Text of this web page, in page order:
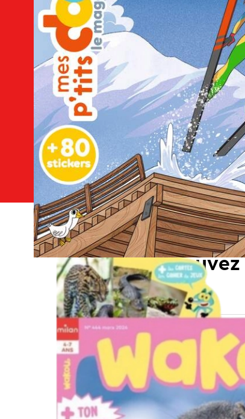
Vous
Mes p'tits docs